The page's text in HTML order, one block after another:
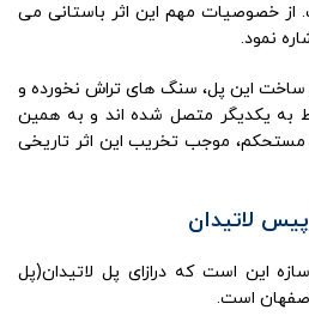
خصوصیات مهم این اثر باستانی می
نمود.
ساخت این پل، سنگ های تراش نخورده و
به یکدیگر متصل شده اند و به همین
موجب تخریب این اثر تاریخی
لاتیدان
این است که درازای پل لاتیدان(پل
است.